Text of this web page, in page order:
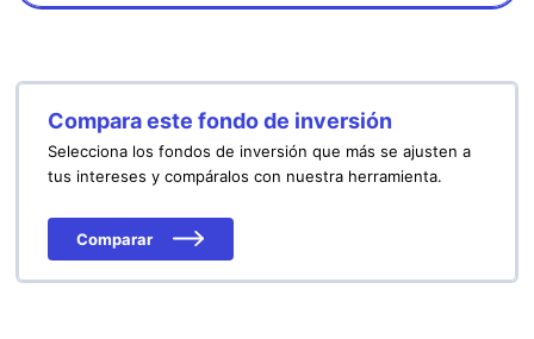
Compara este fondo de inversión
Selecciona los fondos de inversión que más se ajusten a
tus intereses y compáralos con nuestra herramienta.
Comparar